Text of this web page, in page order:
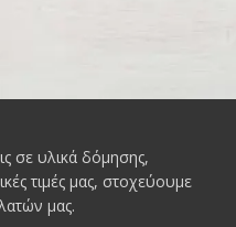
σε υλικά δόμησης,
τιμές μας, στοχεύουμε
μας.